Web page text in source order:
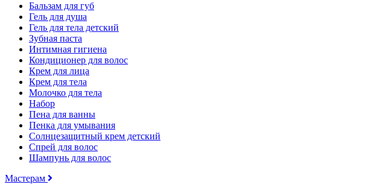
Бальзам для губ
Гель для душа
Гель для тела детский
Зубная паста
Интимная гигиена
Кондиционер для волос
Крем для лица
Крем для тела
Молочко для тела
Набор
Пена для ванны
Пенка для умывания
Солнцезащитный крем детский
Спрей для волос
Шампунь для волос
Мастерам